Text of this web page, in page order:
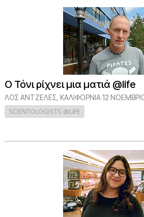
Ο Τόνι ρίχνει μια ματιά @life
ΛΟΣ ΆΝΤΖΕΛΕΣ, ΚΑΛΙΦΌΡΝΙΑ12
SCIENTOLOGISTS @LIFE